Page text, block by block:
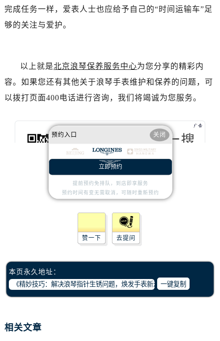
山西省晋中市榆次区顺城街浪琴售后服务中心（需提前预约）
山西省运城市盐湖区河东街浪琴售后服务中心（需提前预约）
山西省长治市潞州区英雄中路浪琴售后服务中心（需提前预约）
天津市和平区赤峰道136号天津国际金融中心26层2603室浪琴售后服务中心（需提前预约）
完成任务一样，爱表人士也应给予自己的“时间运输车”足
够的关注与爱护。
以上就是北京浪琴保养服务中心为您分享的精彩内
容。如果您还有其他关于浪琴手表维护和保养的问题，可
以拨打页面400电话进行咨询，我们将竭诚为您服务。
赞一下 去提问
本页永久地址：
一键复制
相关文章
预约入口 关闭
立即预约
提前预约免排队，到店即享服务
预约时间有变无需取消，可随时重新预约